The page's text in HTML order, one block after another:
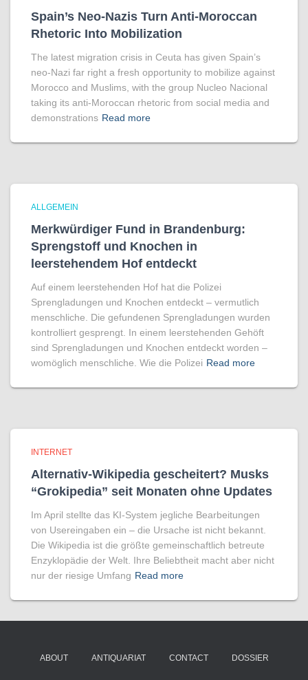
Spain’s Neo-Nazis Turn Anti-Moroccan
Rhetoric Into Mobilization
The latest migration crisis in Ceuta has given Spain’s
neo-Nazi far right a fresh opportunity to mobilize against
Morocco and Muslims, with the group Nucleo Nacional
taking its anti-Moroccan rhetoric from social media and
demonstrations Read more
ALLGEMEIN
Merkwürdiger Fund in Brandenburg:
Sprengstoff und Knochen in
leerstehendem Hof entdeckt
Auf einem leerstehenden Hof hat die Polizei
Sprengladungen und Knochen entdeckt – vermutlich
menschliche. Die gefundenen Sprengladungen wurden
kontrolliert gesprengt. In einem leerstehenden Gehöft
sind Sprengladungen und Knochen entdeckt worden –
womöglich menschliche. Wie die Polizei Read more
INTERNET
Alternativ-Wikipedia gescheitert? Musks
“Grokipedia” seit Monaten ohne Updates
Im April stellte das KI-System jegliche Bearbeitungen
von Usereingaben ein – die Ursache ist nicht bekannt.
Die Wikipedia ist die größte gemeinschaftlich betreute
Enzyklopädie der Welt. Ihre Beliebtheit macht aber nicht
nur der riesige Umfang Read more
ABOUT ANTIQUARIAT CONTACT DOSSIER